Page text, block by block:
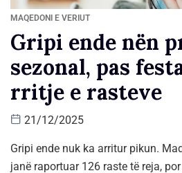
MAQEDONI E VERIUT
Gripi ende nën
sezonal, pas
rritje e rasteve
21/12/2025
Gripi ende nuk ka arritur pikun.
janë raportuar 126 raste të reja,